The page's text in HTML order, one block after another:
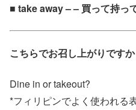
■ take away – – 買って持っ
こちらでお召し上がりです
Dine in or takeout?
*フィリピンでよく使われる